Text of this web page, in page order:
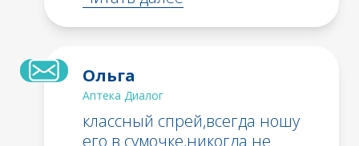
Ольга
Аптека Диалог
классный спрей,всегда ношу
его в сумочке,никогда не